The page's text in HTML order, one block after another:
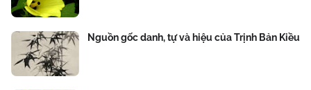
Nguồn gốc danh, tự và hiệu của Trịnh Bản Kiều